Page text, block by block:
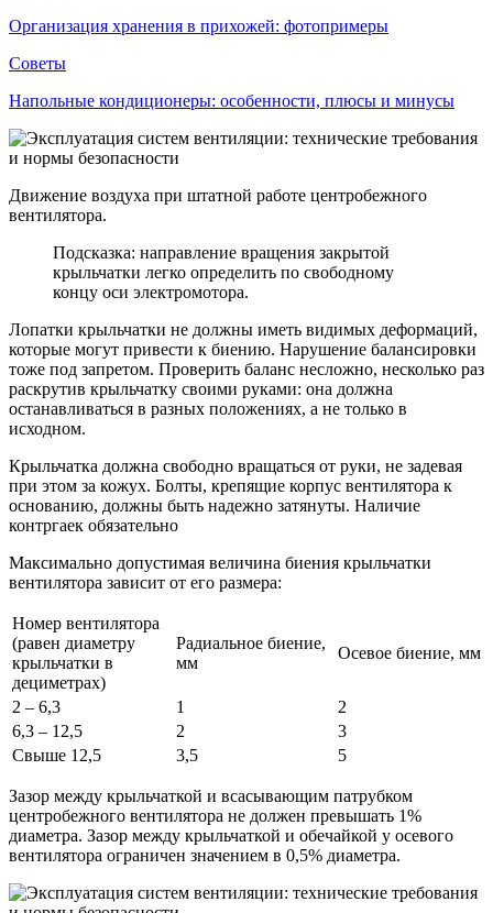
Организация хранения в прихожей: фотопримеры
Советы
Напольные кондиционеры: особенности, плюсы и минусы
Движение воздуха при штатной работе центробежного
вентилятора.
Подсказка: направление вращения закрытой
крыльчатки легко определить по свободному
концу оси электромотора.
Лопатки крыльчатки не должны иметь видимых деформаций,
которые могут привести к биению. Нарушение балансировки
тоже под запретом. Проверить баланс несложно, несколько раз
раскрутив крыльчатку своими руками: она должна
останавливаться в разных положениях, а не только в
исходном.
Крыльчатка должна свободно вращаться от руки, не задевая
при этом за кожух. Болты, крепящие корпус вентилятора к
основанию, должны быть надежно затянуты. Наличие
контргаек обязательно
Максимально допустимая величина биения крыльчатки
вентилятора зависит от его размера:
Номер вентилятора
(равен диаметру
крыльчатки в
дециметрах)
Радиальное биение,
мм
Осевое биение, мм
2 – 6,3 1
2
6,3 – 12,5
2
3
Свыше 12,5
3,5 5
Зазор между крыльчаткой и всасывающим патрубком
центробежного вентилятора не должен превышать 1%
диаметра. Зазор между крыльчаткой и обечайкой у осевого
вентилятора ограничен значением в 0,5% диаметра.